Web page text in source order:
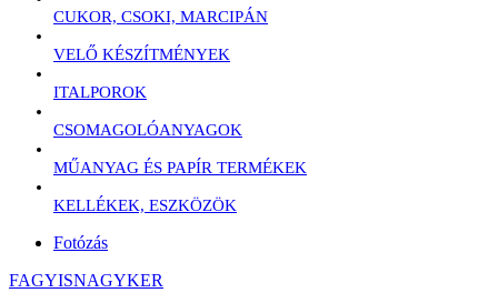
CUKOR, CSOKI, MARCIPÁN
VELŐ KÉSZÍTMÉNYEK
ITALPOROK
CSOMAGOLÓANYAGOK
MŰANYAG ÉS PAPÍR TERMÉKEK
KELLÉKEK, ESZKÖZÖK
Fotózás
FAGYISNAGYKER